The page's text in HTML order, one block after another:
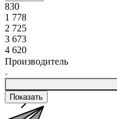
830
1 778
2 725
3 673
4 620
Производитель
Показать